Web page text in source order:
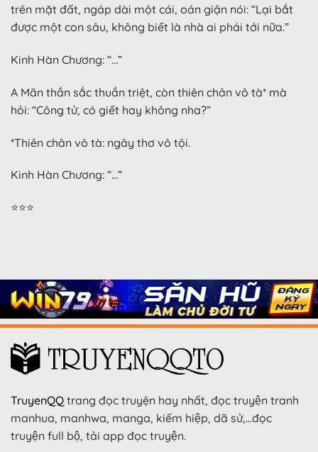
trên mặt đất, ngáp dài một cái, oán giận nói: “Lại bắt
được một con sâu, không biết là nhà ai phái tới nữa.”
Kinh Hàn Chương: “…”
A Mãn thần sắc thuần triệt, còn thiên chân vô tà* mà
hỏi: “Công tử, có giết hay không nha?”
*Thiên chân vô tà: ngây thơ vô tội.
Kinh Hàn Chương: “…”
⭐⭐⭐
TruyenQQ trang đọc truyện hay nhất, đọc truyện tranh
manhua, manhwa, manga, kiếm hiệp, dã sử,…đọc
truyện full bộ, tải app đọc truyện.